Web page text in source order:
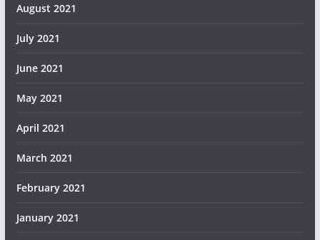
August 2021
July 2021
June 2021
May 2021
April 2021
March 2021
February 2021
January 2021